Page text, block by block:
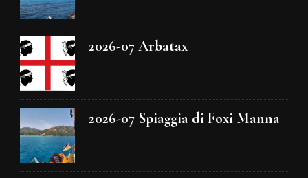
2026-07 Arbatax
2026-07 Spiaggia di Foxi Manna